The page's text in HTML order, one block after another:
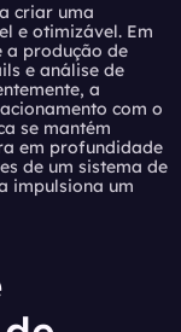
criar uma
e otimizável. Em
a produção de
e análise de
a
com o
se mantém
em profundidade
de um sistema de
impulsiona um